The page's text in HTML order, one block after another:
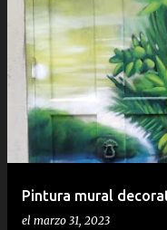
t
Pintura mural
el marzo 31, 2023